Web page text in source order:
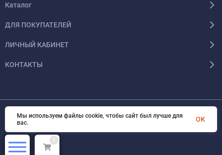
Каталог
ДЛЯ ПОКУПАТЕЛЕЙ
ЛИЧНЫЙ КАБИНЕТ
КОНТАКТЫ
© 2026 InSale. Все права защищены
0
Мы используем файлы cookie, чтобы сайт был лучше для
вас.
OK